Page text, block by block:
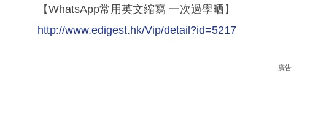
【WhatsApp常用英文縮寫 一次過學晒】
http://www.edigest.hk/Vip/detail?id=5217
廣告